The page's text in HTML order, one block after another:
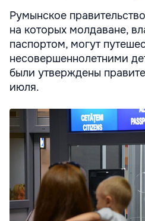
Румынское
на которых молдаване,
паспортом, могут
несовершеннолетними
были утверждены
июля.